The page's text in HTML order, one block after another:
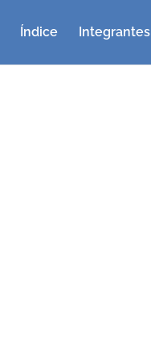
Índice Integrantes